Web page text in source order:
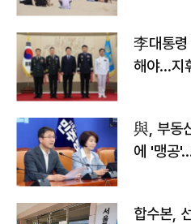
李대통
해야…지
與, 부동
에 '맹공
합수본,